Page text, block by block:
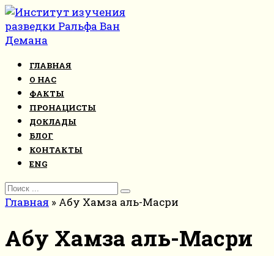
Перейти
к
контенту
ГЛАВНАЯ
О НАС
ФАКТЫ
ПРОНАЦИСТЫ
ДОКЛАДЫ
БЛОГ
КОНТАКТЫ
ENG
Search
for:
Главная » Абу Хамза аль-Масри
Абу Хамза аль-Масри